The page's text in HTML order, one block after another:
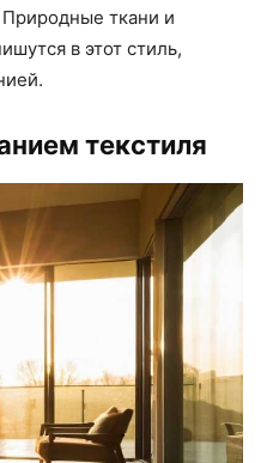
ткани и
в этот стиль,
текстиля